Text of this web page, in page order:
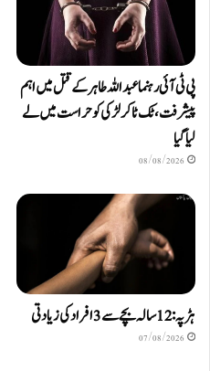
پی ٹی آئی رہنما عبداللہ طاہر کے قتل میں اہم
پیشرفت، ٹک ٹاکر لڑکی کو حراست میں لے
لیا گیا
08/08/2026
ہڑپہ: 12 سالہ بچے سے 3 افراد کی زیادتی
07/08/2026